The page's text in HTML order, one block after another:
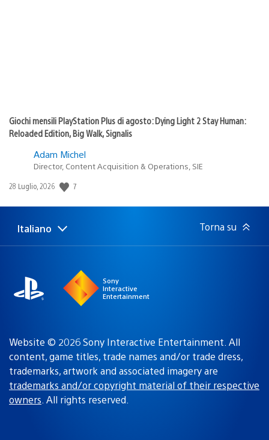
Giochi mensili PlayStation Plus di agosto: Dying Light 2 Stay Human:
Reloaded Edition, Big Walk, Signalis
Adam Michel
Director, Content Acquisition & Operations, SIE
Data
pubblicazione:
28 Luglio, 2026 7
Seleziona
Regione
Italiano Torna su
Sony
Interactive
Entertainment
Website © 2026 Sony Interactive Entertainment. All
content, game titles, trade names and/or trade dress,
trademarks, artwork and associated imagery are
trademarks and/or copyright material of their respective
owners. All rights reserved.